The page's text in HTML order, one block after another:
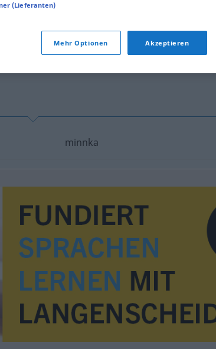
minnka
(Lieferanten)
Mehr Optionen Akzeptieren